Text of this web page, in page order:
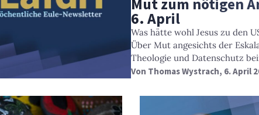
Mut zum nötigen
6. April
Was hätte wohl Jesus zu den
Über Mut angesichts der
Theologie und Datenschutz
Von Thomas Wystrach, 6. April